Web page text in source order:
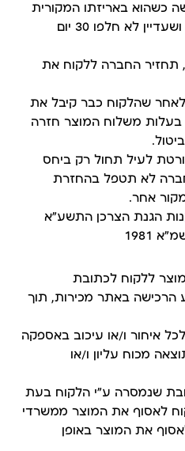
כשהוא באריזתו המקורית
בצירוף החשבונית המקורית ושעדיין לא חלפו 30 יום
תחזיר החברה ללקוח את
שהלקוח כבר קיבל את
בעלות משלוח המוצר חזרה
לעיל תחול רק ביחס
לא תטפל בהחזרת
אחר.
הגנת הצרכן התשע"א
ללקוח לכתובת
הרכישה באתר מכירות, תוך
איחור ו/או עיכוב באספקה
מכוח עליון ו/או
שנמסרה ע"י הלקוח בעת
לאסוף את המוצר ממשרדי
את המוצר באופן